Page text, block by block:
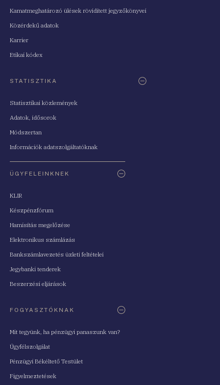
Kamatmeghatározó ülések rövidített jegyzőkönyvei
Közérdekű adatok
Karrier
Etikai kódex
STATISZTIKA
Statisztikai közlemények
Adatok, idősorok
Módszertan
Információk adatszolgáltatóknak
ÜGYFELEINKNEK
KLIR
Készpénzfórum
Hamisítás megelőzése
Elektronikus számlázás
Bankszámlavezetés üzleti feltételei
Jegybanki tenderek
Beszerzési eljárások
FOGYASZTÓKNAK
Mit tegyünk, ha pénzügyi panaszunk van?
Ügyfélszolgálat
Pénzügyi Békéltető Testület
Figyelmeztetések